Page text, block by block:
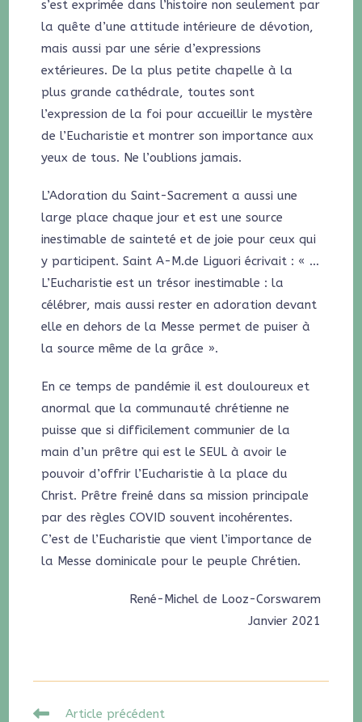
s’est exprimée dans l’histoire non seulement par
la quête d’une attitude intérieure de dévotion,
mais aussi par une série d’expressions
extérieures. De la plus petite chapelle à la
plus grande cathédrale, toutes sont
l’expression de la foi pour accueillir le mystère
de l’Eucharistie et montrer son importance aux
yeux de tous. Ne l’oublions jamais.
L’Adoration du Saint-Sacrement a aussi une
large place chaque jour et est une source
inestimable de sainteté et de joie pour ceux qui
y participent. Saint A-M.de Liguori écrivait : « …
L’Eucharistie est un trésor inestimable : la
célébrer, mais aussi rester en adoration devant
elle en dehors de la Messe permet de puiser à
la source même de la grâce ».
En ce temps de pandémie il est douloureux et
anormal que la communauté chrétienne ne
puisse que si difficilement communier de la
main d’un prêtre qui est le SEUL à avoir le
pouvoir d’offrir l’Eucharistie à la place du
Christ. Prêtre freiné dans sa mission principale
par des règles COVID souvent incohérentes.
C’est de l’Eucharistie que vient l’importance de
la Messe dominicale pour le peuple Chrétien.
René-Michel de Looz-Corswarem
Janvier 2021
Article précédent